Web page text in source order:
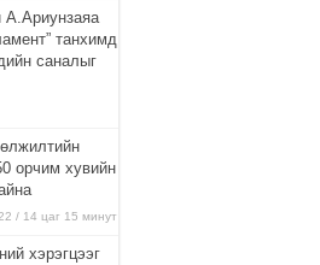
танхимд
саналыг
орчим хувийн
/ 14 цаг 15 минут
хэрэгцээг